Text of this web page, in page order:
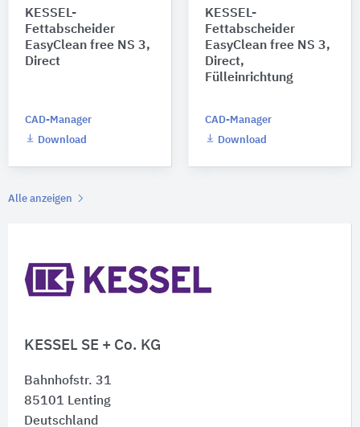
KESSEL SE + Co. KG
Bahnhofstr. 31
85101 Lenting
Deutschland
KESSEL-
Fettabscheider
EasyClean free NS 3,
Direct
CAD-Manager
Download
KESSEL-
Fettabscheider
EasyClean free NS 3,
Direct,
Fülleinrichtung
CAD-Manager
Download
Alle anzeigen